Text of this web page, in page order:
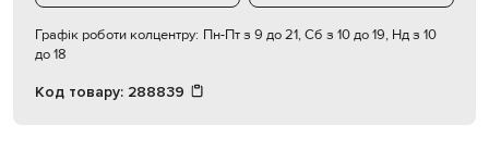
Графік роботи колцентру: Пн-Пт з 9 до 21, Сб з 10 до 19, Нд з 10
до 18
Код товару: 288839